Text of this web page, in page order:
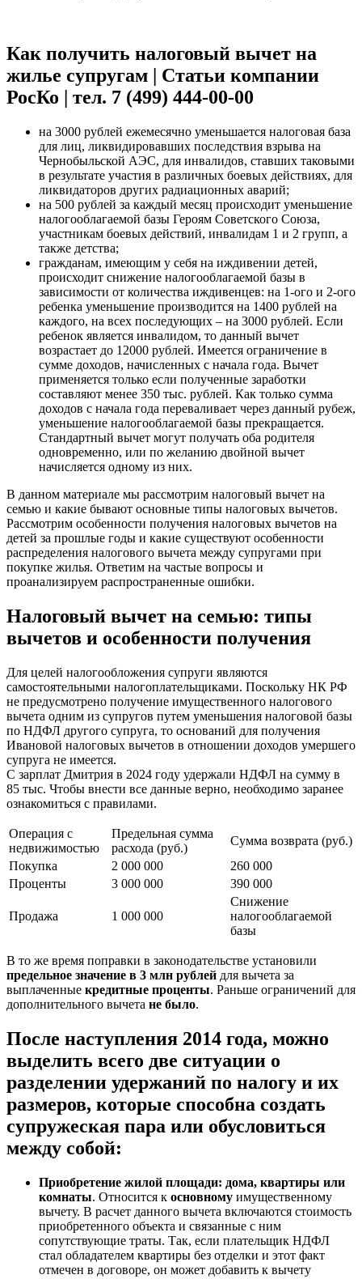
Как получить налоговый вычет на
жилье супругам | Статьи компании
РосКо | тел. 7 (499) 444-00-00
на 3000 рублей ежемесячно уменьшается налоговая база
для лиц, ликвидировавших последствия взрыва на
Чернобыльской АЭС, для инвалидов, ставших таковыми
в результате участия в различных боевых действиях, для
ликвидаторов других радиационных аварий;
на 500 рублей за каждый месяц происходит уменьшение
налогооблагаемой базы Героям Советского Союза,
участникам боевых действий, инвалидам 1 и 2 групп, а
также детства;
гражданам, имеющим у себя на иждивении детей,
происходит снижение налогооблагаемой базы в
зависимости от количества иждивенцев: на 1-ого и 2-ого
ребенка уменьшение производится на 1400 рублей на
каждого, на всех последующих – на 3000 рублей. Если
ребенок является инвалидом, то данный вычет
возрастает до 12000 рублей. Имеется ограничение в
сумме доходов, начисленных с начала года. Вычет
применяется только если полученные заработки
составляют менее 350 тыс. рублей. Как только сумма
доходов с начала года переваливает через данный рубеж,
уменьшение налогооблагаемой базы прекращается.
Стандартный вычет могут получать оба родителя
одновременно, или по желанию двойной вычет
начисляется одному из них.
В данном материале мы рассмотрим налоговый вычет на
семью и какие бывают основные типы налоговых вычетов.
Рассмотрим особенности получения налоговых вычетов на
детей за прошлые годы и какие существуют особенности
распределения налогового вычета между супругами при
покупке жилья. Ответим на частые вопросы и
проанализируем распространенные ошибки.
Налоговый вычет на семью: типы
вычетов и особенности получения
Для целей налогообложения супруги являются
самостоятельными налогоплательщиками. Поскольку НК РФ
не предусмотрено получение имущественного налогового
вычета одним из супругов путем уменьшения налоговой базы
по НДФЛ другого супруга, то оснований для получения
Ивановой налоговых вычетов в отношении доходов умершего
супруга не имеется.
С зарплат Дмитрия в 2024 году удержали НДФЛ на сумму в
85 тыс. Чтобы внести все данные верно, необходимо заранее
ознакомиться с правилами.
Операция с
недвижимостью
Предельная сумма
расхода (руб.)
Сумма возврата (руб.)
Покупка
2 000 000
260 000
Проценты
3 000 000 390 000
Продажа 1 000 000
Снижение
налогооблагаемой
базы
В то же время поправки в законодательстве установили
предельное значение в 3 млн рублей для вычета за
выплаченные кредитные проценты. Раньше ограничений для
дополнительного вычета не было.
После наступления 2014 года, можно
выделить всего две ситуации о
разделении удержаний по налогу и их
размеров, которые способна создать
супружеская пара или обусловиться
между собой:
Приобретение жилой площади: дома, квартиры или
комнаты. Относится к основному имущественному
вычету. В расчет данного вычета включаются стоимость
приобретенного объекта и связанные с ним
сопутствующие траты. Так, если плательщик НДФЛ
стал обладателем квартиры без отделки и этот факт
отмечен в договоре, он может добавить к вычету